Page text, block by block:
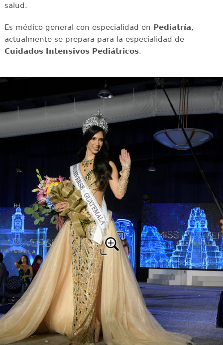
salud.
Es médico general con especialidad en Pediatría,
actualmente se prepara para la especialidad de
Cuidados Intensivos Pediátricos.